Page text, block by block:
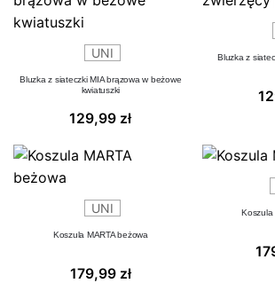
UNI
Bluzka z siateczki MIA brązowa w beżowe
kwiatuszki
129,99 zł
Bluzka z
UNI
Koszula MARTA beżowa
179,99 zł
Koszula